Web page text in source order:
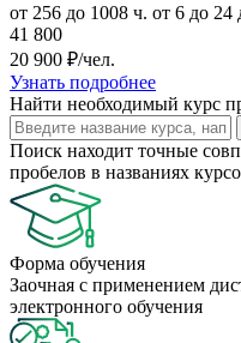
от 256 до 1008 ч. от 6 до 24
41 800
20 900 ₽/чел.
Узнать подробнее
Найти необходимый курс
Поиск находит точные
пробелов в названиях
Форма обучения
Заочная с применением
электронного обучения